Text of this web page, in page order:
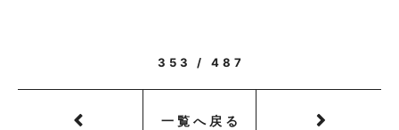
353 / 487
一覧へ戻る